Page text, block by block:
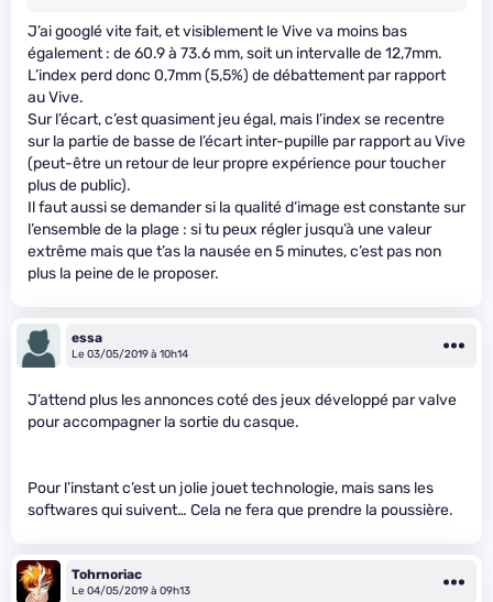
J’ai googlé vite fait, et visiblement le Vive va moins bas
également : de 60.9 à 73.6 mm, soit un intervalle de 12,7mm.
L’index perd donc 0,7mm (5,5%) de débattement par rapport
au Vive.
Sur l’écart, c’est quasiment jeu égal, mais l’index se recentre
sur la partie de basse de l’écart inter-pupille par rapport au Vive
(peut-être un retour de leur propre expérience pour toucher
plus de public).
Il faut aussi se demander si la qualité d’image est constante sur
l’ensemble de la plage : si tu peux régler jusqu’à une valeur
extrême mais que t’as la nausée en 5 minutes, c’est pas non
plus la peine de le proposer.
essa
Le 03/05/2019 à 10h14
J’attend plus les annonces coté des jeux développé par valve
pour accompagner la sortie du casque.
Pour l’instant c’est un jolie jouet technologie, mais sans les
softwares qui suivent… Cela ne fera que prendre la poussière.
Tohrnoriac
Le 04/05/2019 à 09h13